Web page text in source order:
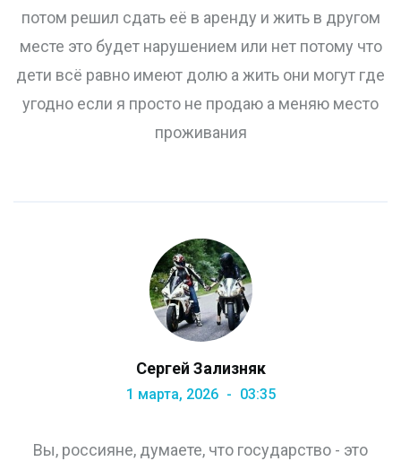
потом решил сдать её в аренду и жить в другом
месте это будет нарушением или нет потому что
дети всё равно имеют долю а жить они могут где
угодно если я просто не продаю а меняю место
проживания
Сергей Зализняк
1 марта, 2026 03:35
Вы, россияне, думаете, что государство - это